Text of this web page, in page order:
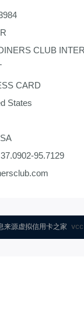
CLUB
CARD
States
95.7129
来源虚拟信用卡之家